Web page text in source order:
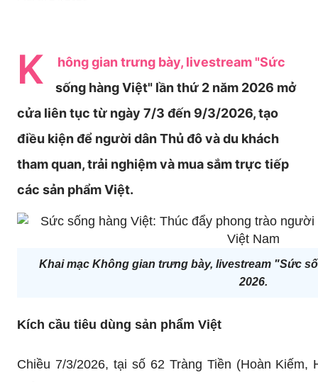
K
hông gian trưng bày, livestream "Sức
sống hàng Việt" lần thứ 2 năm 2026 mở
cửa liên tục từ ngày 7/3 đến 9/3/2026, tạo
điều kiện để người dân Thủ đô và du khách
tham quan, trải nghiệm và mua sắm trực tiếp
các sản phẩm Việt.
Khai mạc Không gian trưng bày, livestream "Sức
2026.
Kích cầu tiêu dùng sản phẩm Việt
Chiều 7/3/2026, tại số 62 Tràng Tiền (Hoàn Kiếm,